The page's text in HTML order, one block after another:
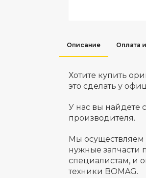
Описание Оплата
Хотите купить
это сделать у
У нас вы найдете
производителя.
Мы осуществляем
нужные запчасти
специалистам, и
техники BOMAG.